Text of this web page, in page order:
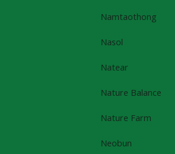
Namtaothong
Nasol
Natear
Nature Balance
Nature Farm
Neobun